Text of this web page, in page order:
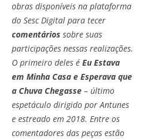
obras disponíveis na plataforma
do Sesc Digital para tecer
comentários sobre suas
participações nessas realizações.
O primeiro deles é Eu Estava
em Minha Casa e Esperava que
a Chuva Chegasse – último
espetáculo dirigido por Antunes
e estreado em 2018. Entre os
comentadores das peças estão